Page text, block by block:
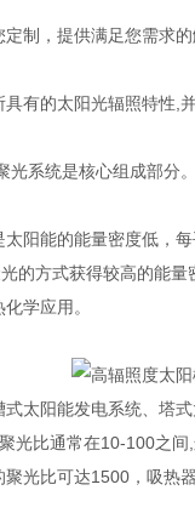
，提供满足您需求的
的太阳光辐照特性,并
系统是核心组成部分。
能的能量密度低，
的方式获得较高的能
学应用。
阳能发电系统、塔式
光比通常在10-100之
光比可达1500，吸